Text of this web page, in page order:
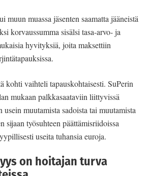
muun muassa jäsenten saamatta jääneistä
korvaussumma sisälsi tasa-arvo- ja
hyvityksiä, joita maksettiin
kohti vaihteli tapauskohtaisesti. SuPerin
mukaan palkkasaataviin liittyvissä
usein muutamista sadoista tai muutamista
sijaan työsuhteen päättämisriidoissa
useita tuhansia euroja.
on hoitajan turva